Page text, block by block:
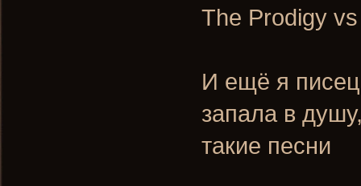
The Prodigy
И ещё я
запала в
такие песни